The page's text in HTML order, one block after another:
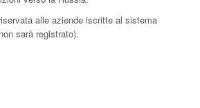
alle aziende iscritte al sistema
sarà registrato).